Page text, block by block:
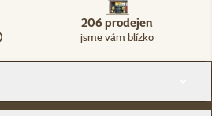
206 prodejen
jsme vám blízko